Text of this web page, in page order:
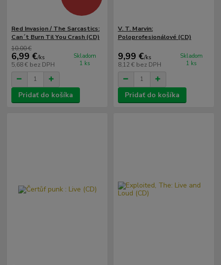
Red Invasion / The Sarcastics:
Can´t Burn Til You Crash (CD)
10,00 €
6,99 €/ks
5,68 € bez DPH
Skladom
1 ks
Pridať do košíka
V. T. Marvin:
Poloprofesionálové (CD)
9,99 €/ks
8,12 € bez DPH
Skladom
1 ks
Pridať do košíka